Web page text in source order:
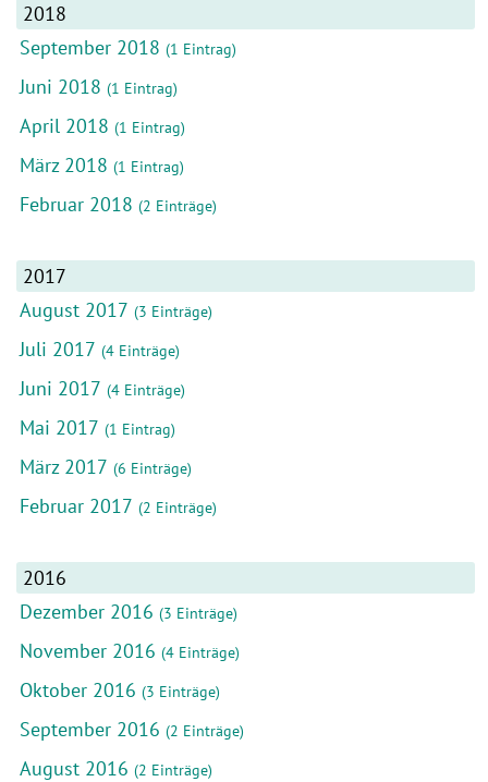
2018
September 2018 (1 Eintrag)
Juni 2018 (1 Eintrag)
April 2018 (1 Eintrag)
März 2018 (1 Eintrag)
Februar 2018 (2 Einträge)
2017
August 2017 (3 Einträge)
Juli 2017 (4 Einträge)
Juni 2017 (4 Einträge)
Mai 2017 (1 Eintrag)
März 2017 (6 Einträge)
Februar 2017 (2 Einträge)
2016
Dezember 2016 (3 Einträge)
November 2016 (4 Einträge)
Oktober 2016 (3 Einträge)
September 2016 (2 Einträge)
August 2016 (2 Einträge)